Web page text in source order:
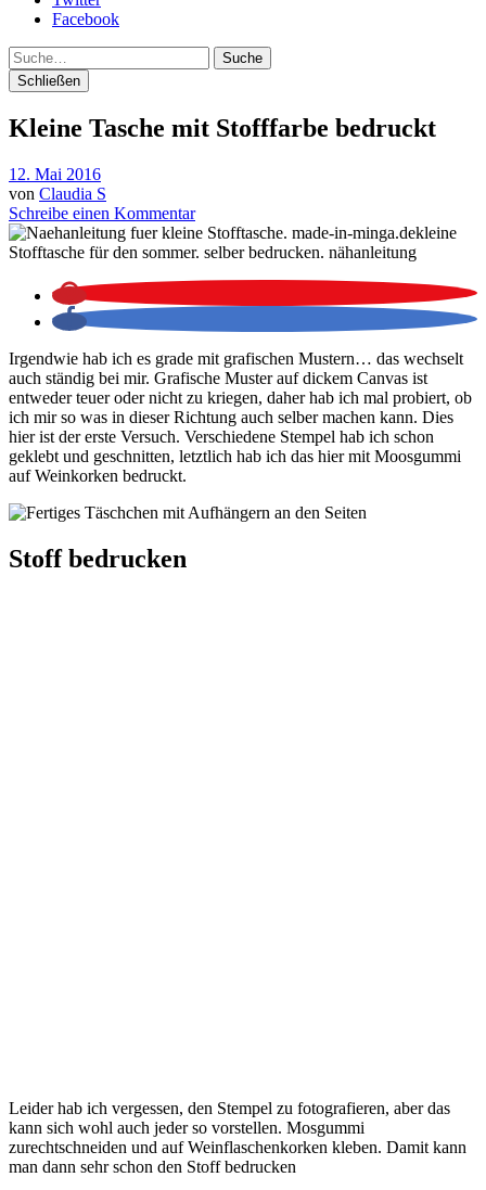
Facebook
Suche
Schließen
Kleine Tasche mit Stofffarbe bedruckt
12. Mai 2016
von Claudia S
Schreibe einen Kommentar
kleine
Stofftasche für den sommer. selber bedrucken. nähanleitung
Irgendwie hab ich es grade mit grafischen Mustern… das wechselt
auch ständig bei mir. Grafische Muster auf dickem Canvas ist
entweder teuer oder nicht zu kriegen, daher hab ich mal probiert, ob
ich mir so was in dieser Richtung auch selber machen kann. Dies
hier ist der erste Versuch. Verschiedene Stempel hab ich schon
geklebt und geschnitten, letztlich hab ich das hier mit Moosgummi
auf Weinkorken bedruckt.
Stoff bedrucken
Leider hab ich vergessen, den Stempel zu fotografieren, aber das
kann sich wohl auch jeder so vorstellen. Mosgummi
zurechtschneiden und auf Weinflaschenkorken kleben. Damit kann
man dann sehr schon den Stoff bedrucken